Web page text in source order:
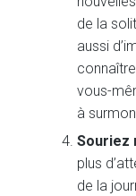
de la
aussi
vous-
à
Souriez
plus
de la